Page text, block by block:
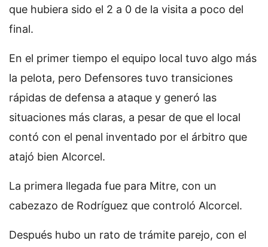
que hubiera sido el 2 a 0 de la visita a poco del
final.
En el primer tiempo el equipo local tuvo algo más
la pelota, pero Defensores tuvo transiciones
rápidas de defensa a ataque y generó las
situaciones más claras, a pesar de que el local
contó con el penal inventado por el árbitro que
atajó bien Alcorcel.
La primera llegada fue para Mitre, con un
cabezazo de Rodríguez que controló Alcorcel.
Después hubo un rato de trámite parejo, con el